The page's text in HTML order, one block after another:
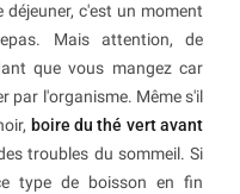
c'est un moment
Mais attention, de
que vous mangez car
par l'organisme. Même s'il
boire du thé vert avant
troubles du sommeil. Si
type de boisson en fin